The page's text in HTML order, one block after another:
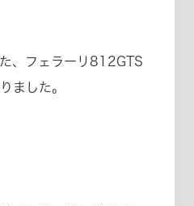
、フェラーリ812GTS
ました。